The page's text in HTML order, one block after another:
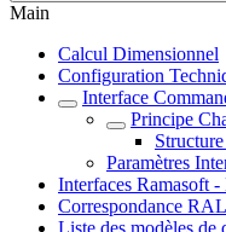
Main
Calcul Dimensionnel
Configuration
Interface
Principe
Paramètres
Interfaces Ramasoft -
Correspondance
Liste des modèles de